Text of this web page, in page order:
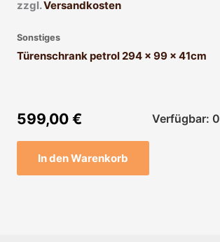
zzgl.Versandkosten
Sonstiges
Türenschrank petrol 294 x 99 x 41cm
599,00 € Verfügbar: 0
In den Warenkorb